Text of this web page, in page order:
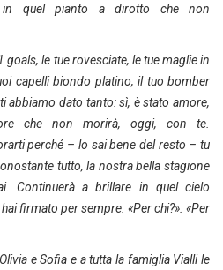
in quel pianto a dirotto che non
le tue rovesciate, le tue maglie in
capelli biondo platino, il tuo bomber
abbiamo dato tanto: sì, è stato amore,
che non morirà, oggi, con te.
perché – lo sai bene del resto – tu
tutto, la nostra bella stagione
Continuerà a brillare in quel cielo
firmato per sempre. «Per chi?». «Per
e Sofia e a tutta la famiglia Vialli le